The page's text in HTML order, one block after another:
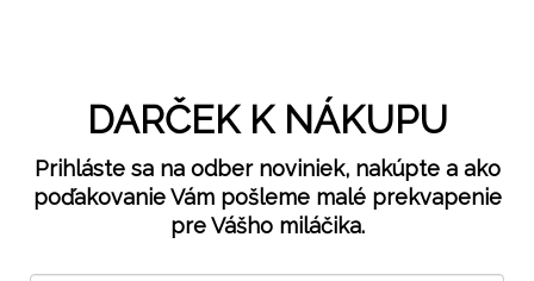
DARČEK K NÁKUPU
Prihláste sa na odber noviniek, nakúpte a ako
poďakovanie Vám pošleme malé prekvapenie
pre Vášho miláčika.